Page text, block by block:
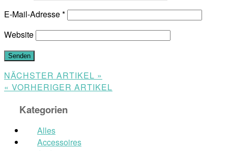
E-Mail-Adresse*
Website
NÄCHSTER ARTIKEL »
« VORHERIGER ARTIKEL
Kategorien
Alles
Accessoires